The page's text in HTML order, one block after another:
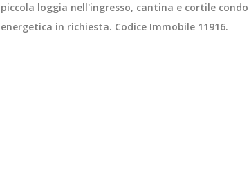
piccola loggia nell'ingresso, cantina e cortile
energetica in richiesta. Codice Immobile 11916.